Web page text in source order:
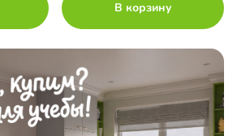
В корзину